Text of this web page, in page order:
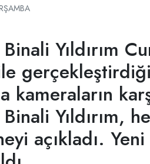
Yıldırım
kameraların
Yıldırım,
açıkladı.